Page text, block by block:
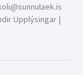
Upplýsingar |